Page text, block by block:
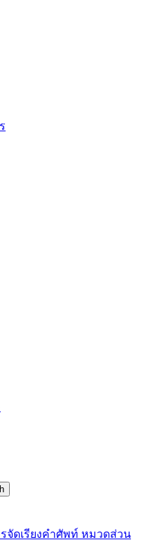
จัดเรียงคำศัพท์ หมวดส่วน